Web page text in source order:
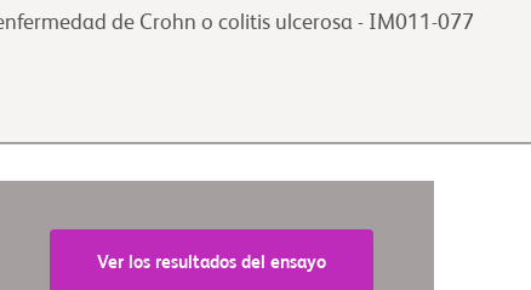
de Crohn o colitis ulcerosa - IM011-077
Ver los resultados del ensayo